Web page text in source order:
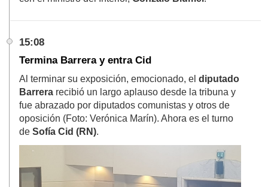
15:08
Termina Barrera y entra Cid
Al terminar su exposición, emocionado, el diputado
Barrera recibió un largo aplauso desde la tribuna y
fue abrazado por diputados comunistas y otros de
oposición (Foto: Verónica Marín). Ahora es el turno
de Sofía Cid (RN).